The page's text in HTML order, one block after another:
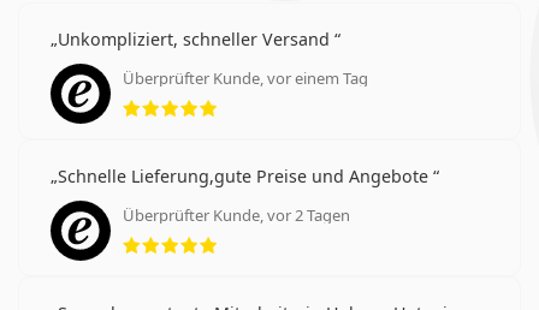
Unkompliziert, schneller Versand
Überprüfter Kunde, vor einem Tag
Bewertung 5 aus 5
Schnelle Lieferung,gute Preise und Angebote
Überprüfter Kunde, vor 2 Tagen
Bewertung 5 aus 5